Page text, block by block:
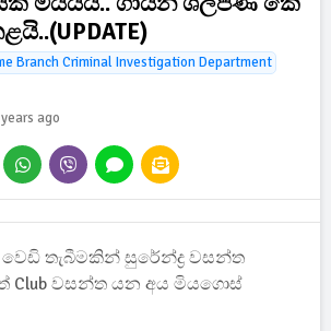
Branch Criminal Investigation Department
ago
තැබීමකින්සුරේන්ද්‍ර වසන්ත
Club වසන්ත යන අය මියගොස්